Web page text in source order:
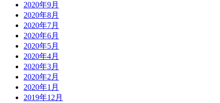
2020年9月
2020年8月
2020年7月
2020年6月
2020年5月
2020年4月
2020年3月
2020年2月
2020年1月
2019年12月